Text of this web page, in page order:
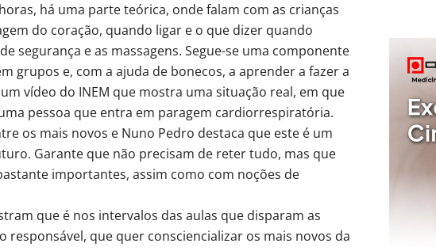
há uma parte teórica, onde falam com as crianças
do coração, quando ligar e o que dizer quando
segurança e as massagens. Segue-se uma componente
grupos e, com a ajuda de bonecos, a aprender a fazer a
vídeo do INEM que mostra uma situação real, em que
pessoa que entra em paragem cardiorrespiratória.
os mais novos e Nuno Pedro destaca que este é um
Garante que não precisam de reter tudo, mas que
importantes, assim como com noções de
que é nos intervalos das aulas que disparam as
responsável, que quer consciencializar os mais novos da